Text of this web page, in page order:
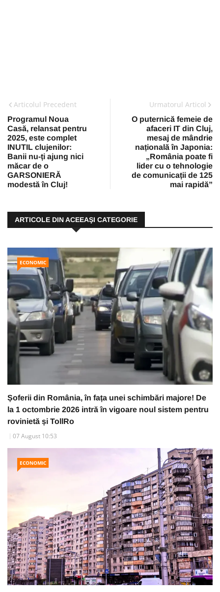
Articolul Precedent
Programul Noua
Casă, relansat pentru
2025, este complet
INUTIL clujenilor:
Banii nu-ți ajung nici
măcar de o
GARSONIERĂ
modestă în Cluj!
Urmatorul Articol
O puternică femeie de
afaceri IT din Cluj,
mesaj de mândrie
națională în Japonia:
„România poate fi
lider cu o tehnologie
de comunicații de 125
mai rapidă”
ARTICOLE DIN ACEEAŞI CATEGORIE
ECONOMIC
Șoferii din România, în fața unei schimbări majore! De
la 1 octombrie 2026 intră în vigoare noul sistem pentru
rovinietă și TollRo
07 August 10:53
ECONOMIC